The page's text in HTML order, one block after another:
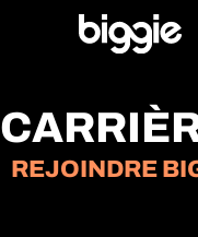
REJOINDRE